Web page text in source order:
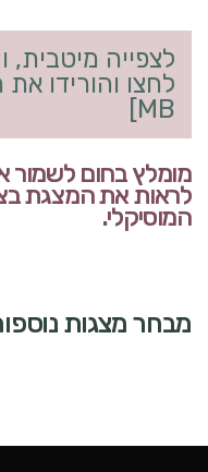
לצפייה
MB]
מומלץ בחום
לראות את המצגת
המוסיקלי.
מבחר מצגות